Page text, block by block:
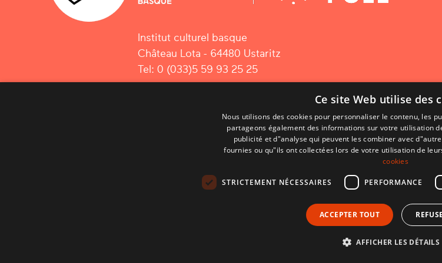
Institut culturel basque
Château Lota - 64480 Ustaritz
Tel: 0 (033)5 59 93 25 25
CONTACT
CONDITIONS
Développé par CodeSyntax. CMS :
Ce site Web utilise des
Nous utilisons des cookies pour personnaliser le contenu, les
partageons également des informations sur votre utilisation
publicité et d"analyse qui peuvent les combiner avec
fournies ou qu"ils ont collectées lors de votre utilisation de
cookies
STRICTEMENT NÉCESSAIRES PERFORMANCE
ACCEPTER TOUT
AFFICHER LES DÉTAILS